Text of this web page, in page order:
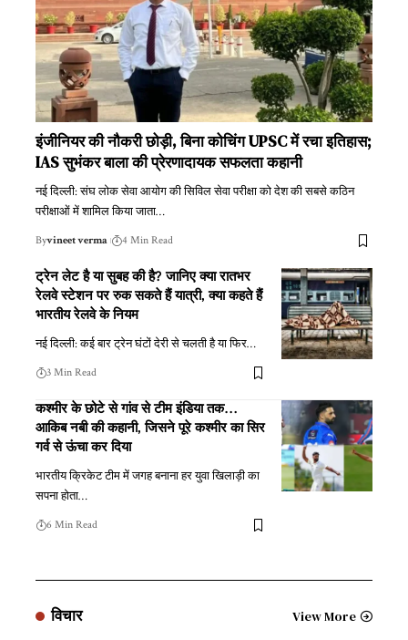
इंजीनियर की नौकरी छोड़ी, बिना कोचिंग UPSC में रचा इतिहास;
IAS सुभंकर बाला की प्रेरणादायक सफलता कहानी
नई दिल्ली: संघ लोक सेवा आयोग की सिविल सेवा परीक्षा को देश की सबसे कठिन
परीक्षाओं में शामिल किया जाता…
Byvineet verma 4 Min Read
ट्रेन लेट है या सुबह की है? जानिए क्या रातभर
रेलवे स्टेशन पर रुक सकते हैं यात्री, क्या कहते हैं
भारतीय रेलवे के नियम
नई दिल्ली: कई बार ट्रेन घंटों देरी से चलती है या फिर…
3 Min Read
कश्मीर के छोटे से गांव से टीम इंडिया तक…
आकिब नबी की कहानी, जिसने पूरे कश्मीर का सिर
गर्व से ऊंचा कर दिया
भारतीय क्रिकेट टीम में जगह बनाना हर युवा खिलाड़ी का
सपना होता…
6 Min Read
विचार View More